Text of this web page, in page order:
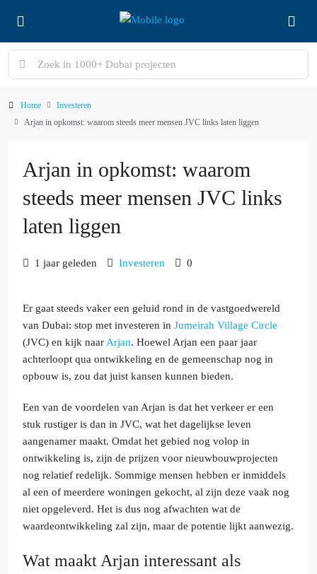
Home
Investeren
Arjan in opkomst: waarom steeds meer mensen JVC links laten liggen
Arjan in opkomst: waarom
steeds meer mensen JVC links
laten liggen
1 jaar geleden Investeren 0
Er gaat steeds vaker een geluid rond in de vastgoedwereld
van Dubai: stop met investeren in Jumeirah Village Circle
(JVC) en kijk naar Arjan. Hoewel Arjan een paar jaar
achterloopt qua ontwikkeling en de gemeenschap nog in
opbouw is, zou dat juist kansen kunnen bieden.
Een van de voordelen van Arjan is dat het verkeer er een
stuk rustiger is dan in JVC, wat het dagelijkse leven
aangenamer maakt. Omdat het gebied nog volop in
ontwikkeling is, zijn de prijzen voor nieuwbouwprojecten
nog relatief redelijk. Sommige mensen hebben er inmiddels
al een of meerdere woningen gekocht, al zijn deze vaak nog
niet opgeleverd. Het is dus nog afwachten wat de
waardeontwikkeling zal zijn, maar de potentie lijkt aanwezig.
Wat maakt Arjan interessant als